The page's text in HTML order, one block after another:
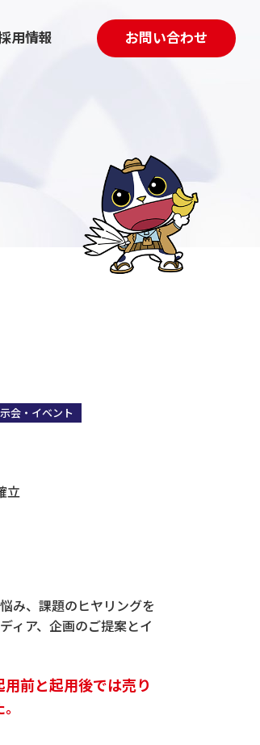
ティング伴走支援
コミュニケーション研修
用情報 お問い合わせ
会・イベント
立
み、課題のヒヤリングを
ィア、企画のご提案とイ
前と起用後では売り